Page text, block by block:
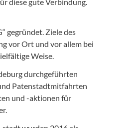
gegründet. Ziele des
vor Ort und vor allem bei
Weise.
durchgeführten
Patenstadtmitfahrten
und -aktionen für